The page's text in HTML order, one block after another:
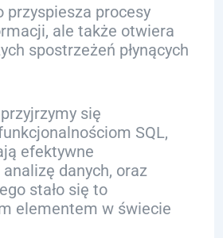
przyspiesza procesy
ale także otwiera
spostrzeżeń płynących
się
SQL,
efektywne
danych, oraz
stało się to
elementem w świecie